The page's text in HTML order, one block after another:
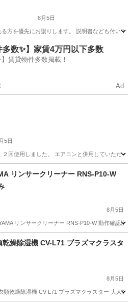
8月5日
方を優先にお譲りします。 説明書なども付いて
多数✨】家賃4万円以下多数
】賃貸物件多数掲載！
Ad
5日
２回使用しました。 エアコンと併用していただ
季節、空調家電
リンサークリーナー RNS-P10-W
8月5日
リンサークリーナー RNS-P10-W 動作確認
生活家電
乾燥除湿機 CV-L71 プラズマクラスタ
8月5日
類乾燥除湿機 CV-L71 プラズマクラスター 大人